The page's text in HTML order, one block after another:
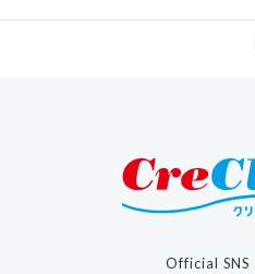
Official SNS